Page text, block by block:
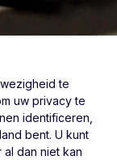
te
uw privacy te
identificeren,
bent. U kunt
dan niet kan